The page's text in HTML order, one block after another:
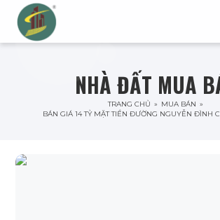
NHÀ ĐẤT MUA
TRANG CHỦ » MUA BÁN »
BÁN GIÁ 14 TỶ MẶT TIỀN ĐƯỜNG NGUYỄN ĐÌNH